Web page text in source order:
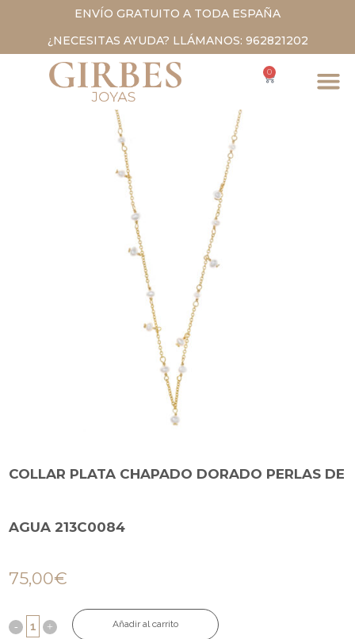
ENVÍO GRATUITO A TODA ESPAÑA
¿NECESITAS AYUDA? LLÁMANOS: 962821202
0
COLLAR PLATA CHAPADO DORADO PERLAS DE
AGUA 213C0084
75,00€
Añadir al carrito